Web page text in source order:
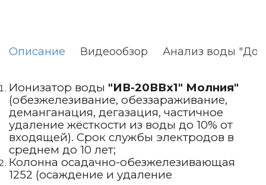
Описание Видеообзор Анализ воды "До"
Ионизатор воды "ИВ-20ВВх1" Молния"
(обезжелезивание, обеззараживание,
деманганация, дегазация, частичное
удаление жёсткости из воды до 10% от
входящей). Срок службы электродов в
среднем до 10 лет;
Колонна осадачно-обезжелезивающая
1252 (осаждение и удаление